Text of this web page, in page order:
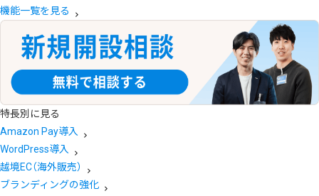
機能一覧を見る
特長別に見る
Amazon Pay導入
WordPress導入
越境EC（海外販売）
ブランディングの強化